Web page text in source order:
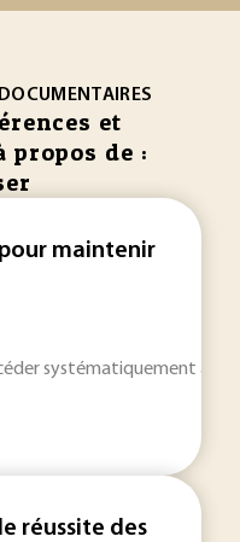
et
propos de :
maintenir
systématiquement à
réussite des